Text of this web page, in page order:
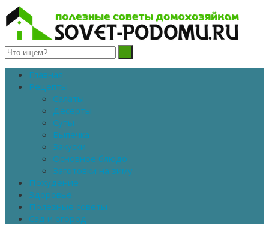
Полезные советы домохозяйкам
Главная
Рецепты
Салаты
Десерты
Супы
Выпечка
Закуски
Основное блюдо
Заготовки на зиму
Похудение
Здоровье
Полезные советы
Сад и огород